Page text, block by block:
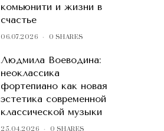
комьюнити и жизни в
счастье
06.07.2026 0 SHARES
Людмила Воеводина:
неоклассика
фортепиано как новая
эстетика современной
классической музыки
25.04.2026 0 SHARES